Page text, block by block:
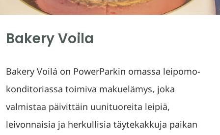
Bakery Voila
Bakery Voilá on PowerParkin omassa leipomo-
konditoriassa toimiva makuelämys, joka
valmistaa päivittäin uunituoreita leipiä,
leivonnaisia ja herkullisia täytekakkuja paikan